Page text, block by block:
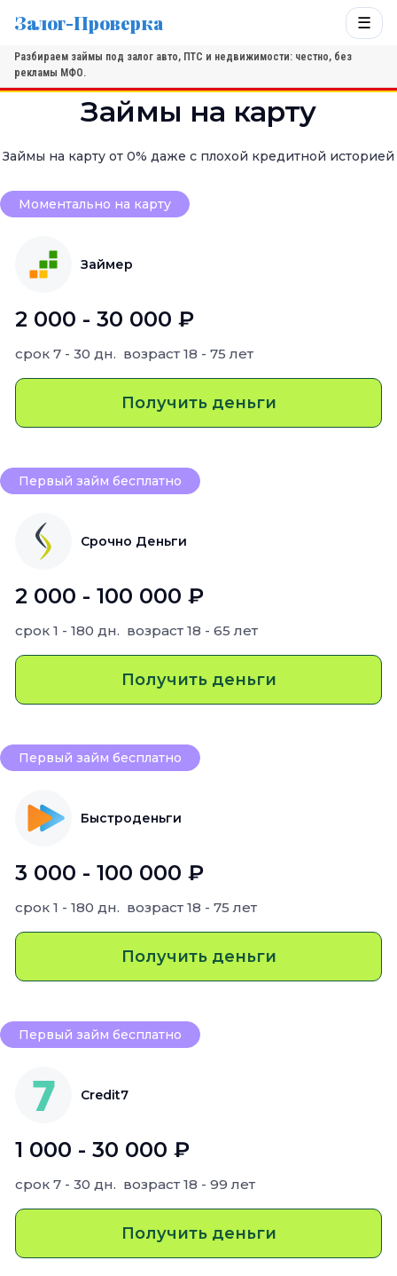
Залог-Проверка ☰
Разбираем займы под залог авто, ПТС и недвижимости: честно, без
рекламы МФО.
Займы на карту
Займы на карту от 0% даже с плохой кредитной историей
Моментально на карту
Займер
2 000 - 30 000 ₽
срок 7 - 30 дн. возраст 18 - 75 лет
Получить деньги
Первый займ бесплатно
Срочно Деньги
2 000 - 100 000 ₽
срок 1 - 180 дн. возраст 18 - 65 лет
Получить деньги
Первый займ бесплатно
Быстроденьги
3 000 - 100 000 ₽
срок 1 - 180 дн. возраст 18 - 75 лет
Получить деньги
Первый займ бесплатно
Credit7
1 000 - 30 000 ₽
срок 7 - 30 дн. возраст 18 - 99 лет
Получить деньги